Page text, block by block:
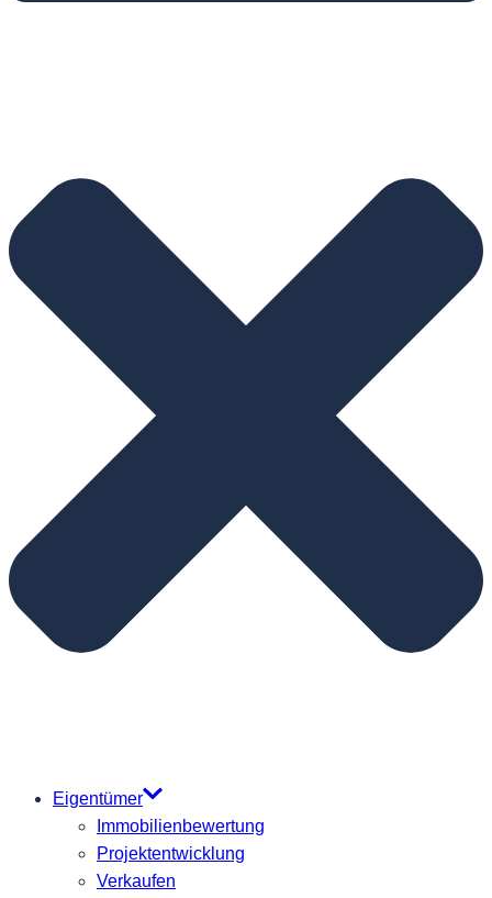
Eigentümer
Immobilienbewertung
Projektentwicklung
Verkaufen